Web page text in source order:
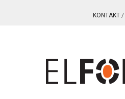
KONTAKT